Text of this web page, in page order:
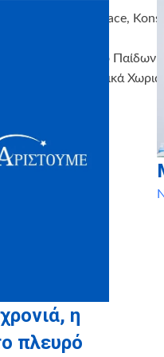
Braun, Holmes Place,
Νοσοκομείο Παίδων
Πίστη, Παιδικά
η
πλευρό